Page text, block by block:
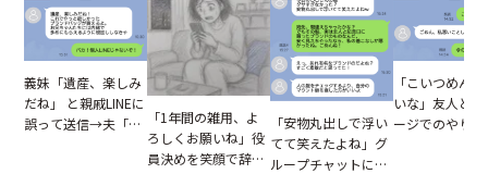
義妹「遺産、楽しみ
だね」 と親戚LINEに
誤って送信→夫「実
「1年間の雑用、よ
ろしくお願いね」役
員決めを笑顔で辞退
「安物丸出しで浮い
てて笑えたよね」グ
ループチャットに投
「こいつめん
いな」友人と
ージでのやり